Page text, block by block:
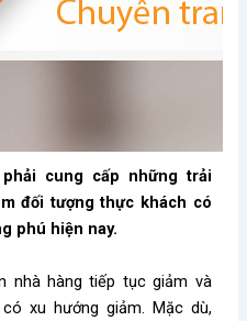
cung cấp những trải
đối tượng thực khách có
phú hiện nay.
nhà hàng tiếp tục giảm và
xu hướng giảm. Mặc dù,